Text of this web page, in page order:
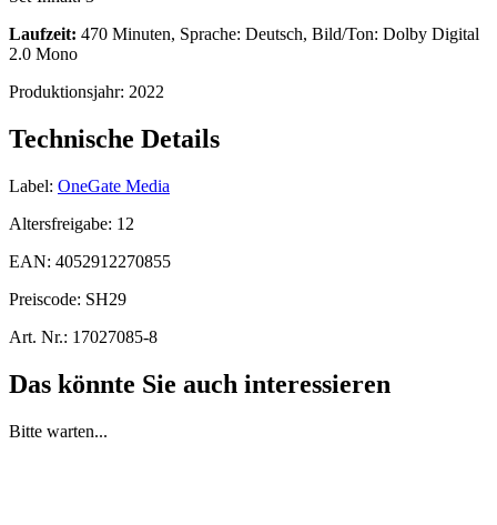
Laufzeit: 470 Minuten, Sprache: Deutsch, Bild/Ton: Dolby Digital
2.0 Mono
Produktionsjahr: 2022
Technische Details
Label: OneGate Media
Altersfreigabe: 12
EAN: 4052912270855
Preiscode: SH29
Art. Nr.: 17027085-8
Das könnte Sie auch interessieren
Bitte warten...